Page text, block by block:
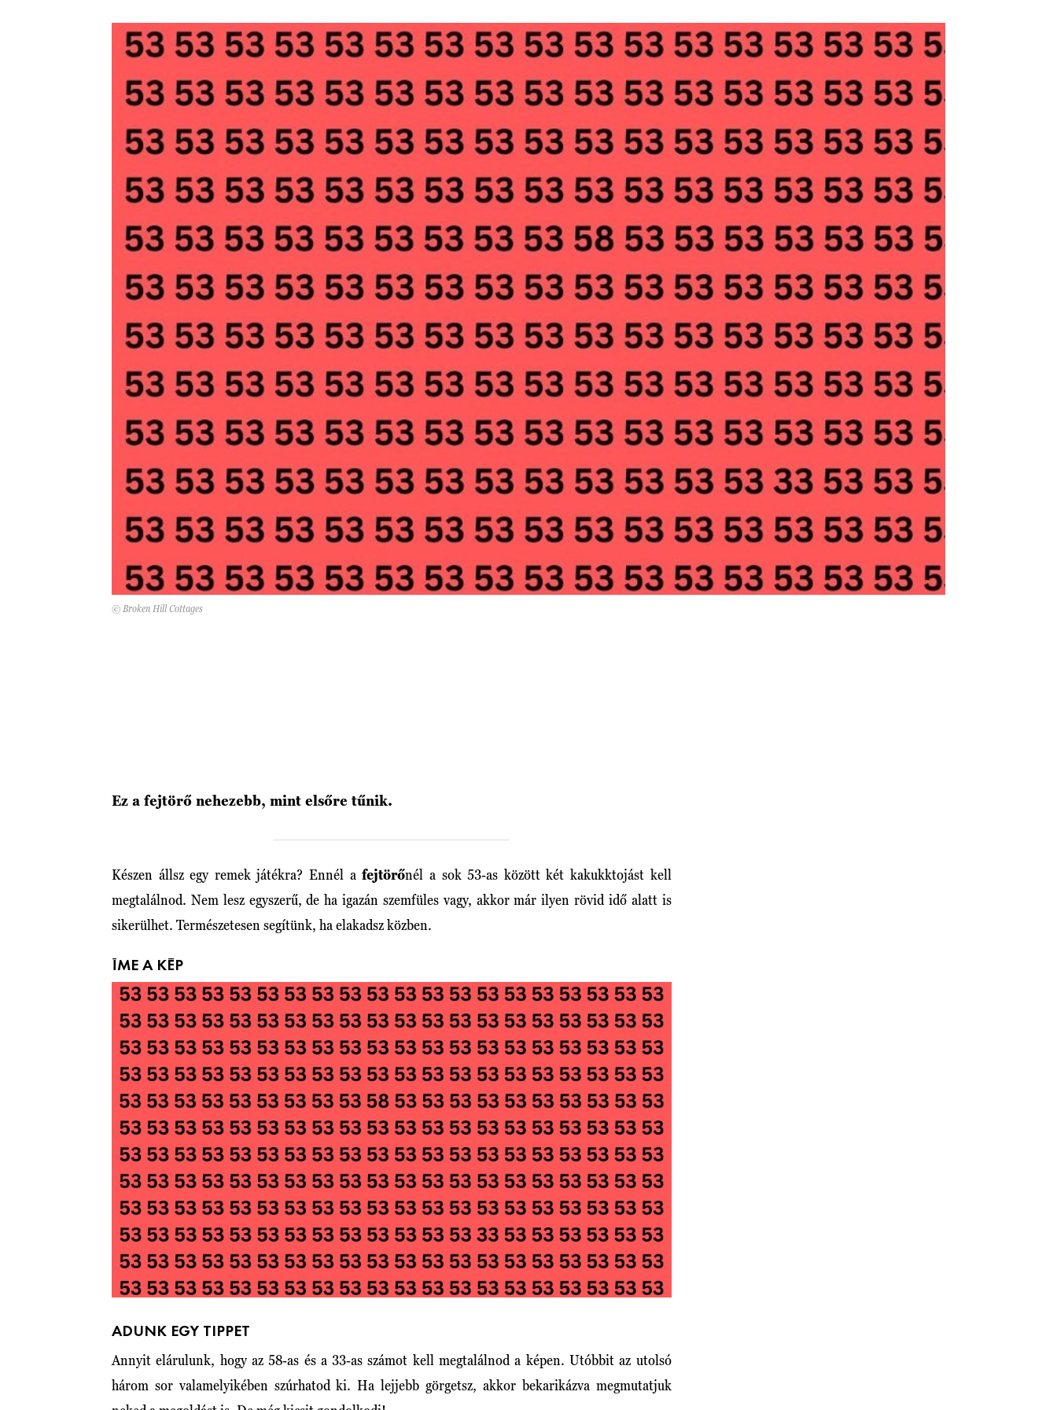
© Broken Hill Cottages
Ez a fejtörő nehezebb, mint elsőre tűnik.
Készen állsz egy remek játékra? Ennél afejtörőnél a sok 53-as között két kakukktojást kell
megtalálnod. Nem lesz egyszerű, de ha igazán szemfüles vagy, akkor már ilyen rövid idő alatt is
sikerülhet. Természetesen segítünk, ha elakadsz közben.
ÍME A KÉP
ADUNK EGY TIPPET
Annyit elárulunk, hogy az 58-as és a 33-as számot kell megtalálnod a képen. Utóbbit az utolsó
három sor valamelyikében szúrhatod ki. Ha lejjebb görgetsz, akkor bekarikázva megmutatjuk